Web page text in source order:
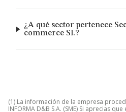
¿A qué sector pertenece
commerce Sl.?
(1) La información de la empresa
INFORMA D&B S.A. (SME) Si aprecias